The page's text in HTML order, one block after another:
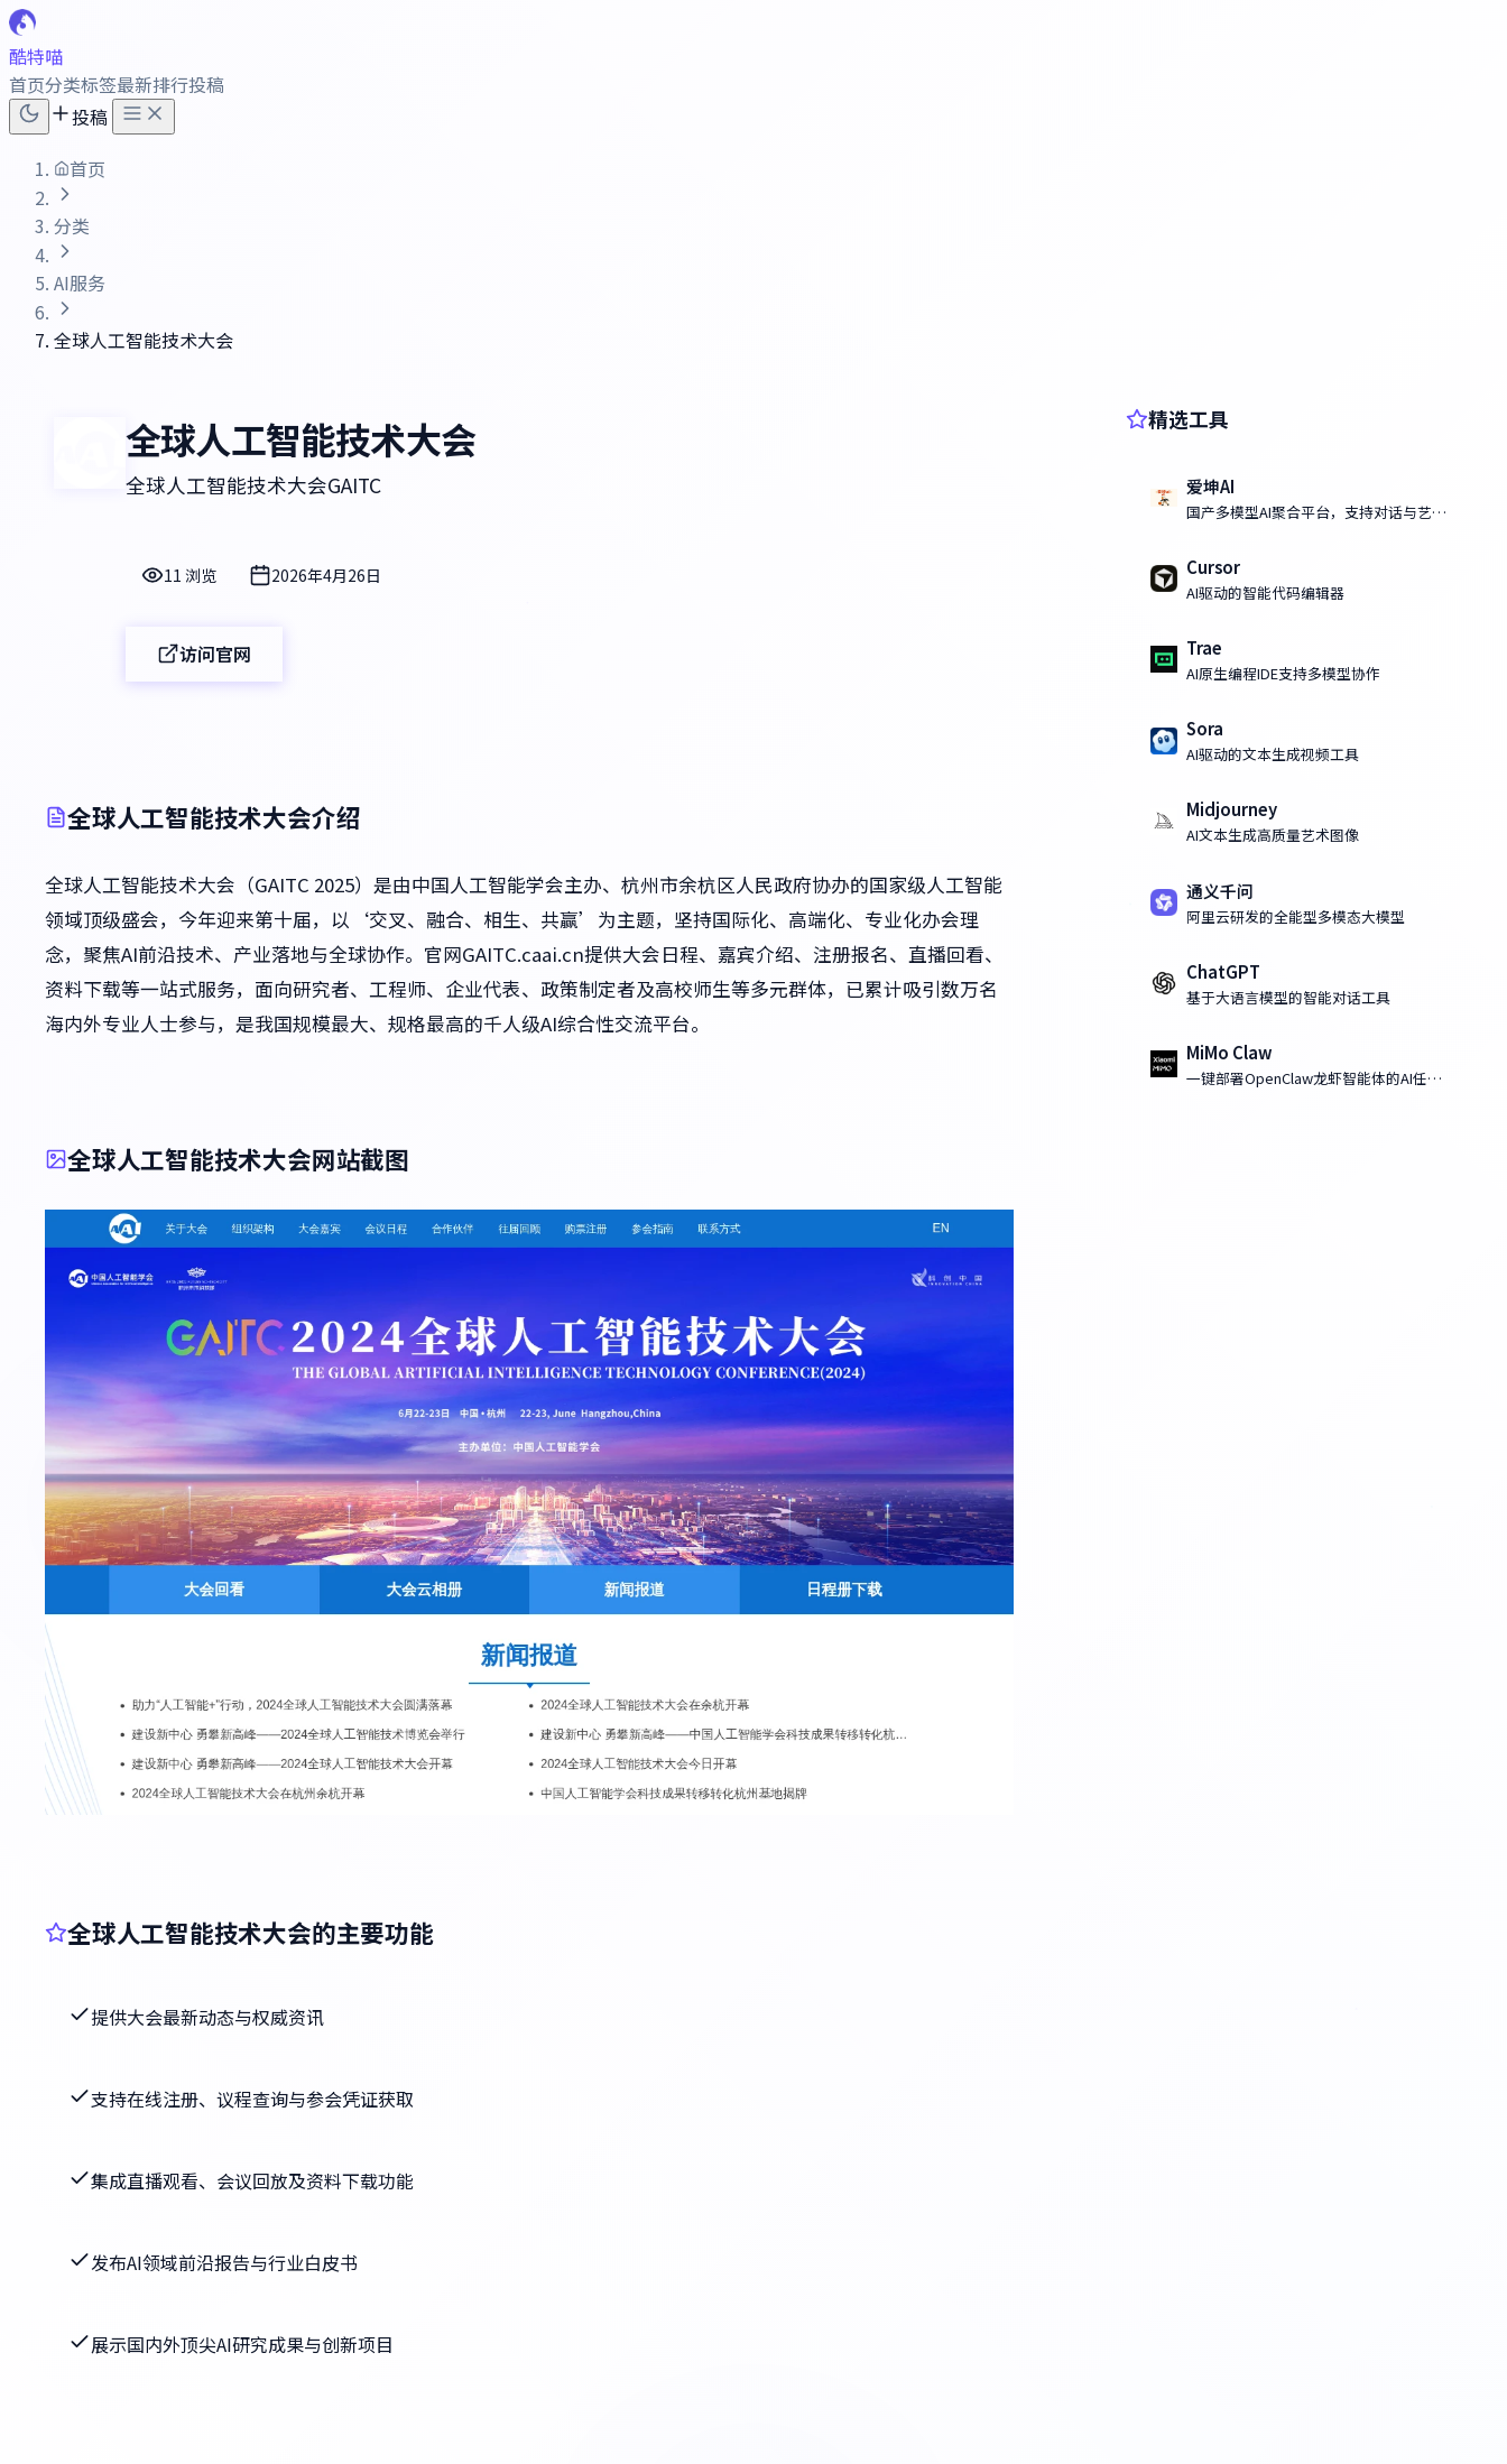
酷特喵
首页分类标签最新排行投稿
投稿
首页
分类
AI服务
全球人工智能技术大会
全球人工智能技术大会
全球人工智能技术大会GAITC
11 浏览 2026年4月26日
访问官网
全球人工智能技术大会介绍
全球人工智能技术大会（GAITC 2025）是由中国人工智能学会主办、杭州市余杭区人民政府协办的国家级人工智能
领域顶级盛会，今年迎来第十届，以‘交叉、融合、相生、共赢’为主题，坚持国际化、高端化、专业化办会理
念，聚焦AI前沿技术、产业落地与全球协作。官网GAITC.caai.cn提供大会日程、嘉宾介绍、注册报名、直播回看、
资料下载等一站式服务，面向研究者、工程师、企业代表、政策制定者及高校师生等多元群体，已累计吸引数万名
海内外专业人士参与，是我国规模最大、规格最高的千人级AI综合性交流平台。
全球人工智能技术大会网站截图
全球人工智能技术大会的主要功能
提供大会最新动态与权威资讯
支持在线注册、议程查询与参会凭证获取
集成直播观看、会议回放及资料下载功能
发布AI领域前沿报告与行业白皮书
展示国内外顶尖AI研究成果与创新项目
精选工具
爱坤AI
国产多模型AI聚合平台，支持对话与艺术
Cursor
AI驱动的智能代码编辑器
Trae
AI原生编程IDE支持多模型协作
Sora
AI驱动的文本生成视频工具
Midjourney
AI文本生成高质量艺术图像
通义千问
阿里云研发的全能型多模态大模型
ChatGPT
基于大语言模型的智能对话工具
MiMo Claw
一键部署OpenClaw龙虾智能体的AI任务